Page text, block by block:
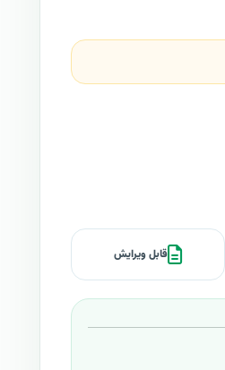
قابل ویرایش